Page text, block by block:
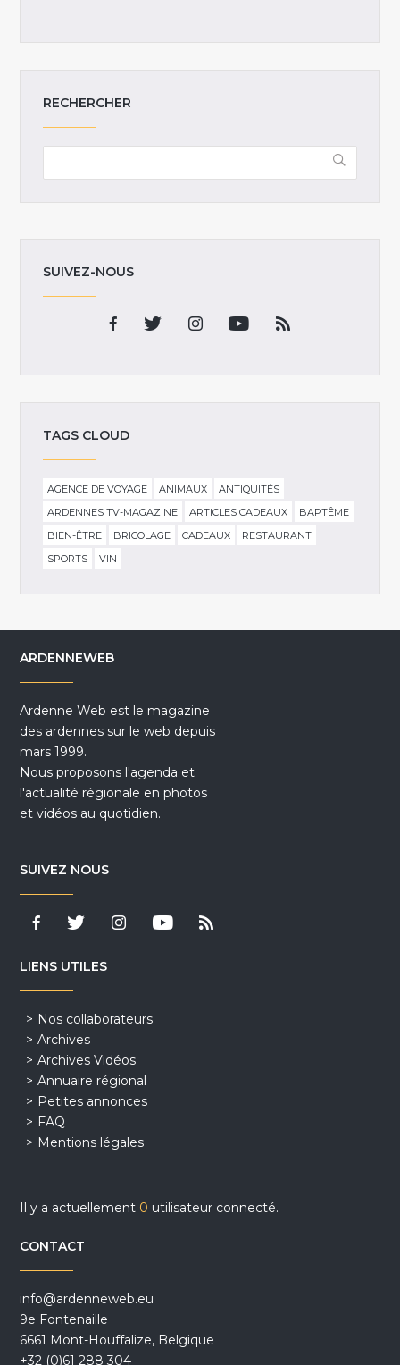
RECHERCHER
SUIVEZ-NOUS
TAGS CLOUD
AGENCE DE VOYAGE ANIMAUX
ANTIQUITÉS
ARDENNES TV-MAGAZINE
ARTICLES CADEAUX
BAPTÊME
BIEN-ÊTRE
BRICOLAGE CADEAUX
RESTAURANT
SPORTS
VIN
ARDENNEWEB
Ardenne Web est le magazine
des ardennes sur le web depuis
mars 1999.
Nous proposons l'agenda et
l'actualité régionale en photos
et vidéos au quotidien.
SUIVEZ NOUS
LIENS UTILES
Nos collaborateurs
Archives
Archives Vidéos
Annuaire régional
Petites annonces
FAQ
Mentions légales
Il y a actuellement 0 utilisateur connecté.
CONTACT
info@ardenneweb.eu
9e Fontenaille
6661 Mont-Houffalize, Belgique
+32 (0)61 288 304